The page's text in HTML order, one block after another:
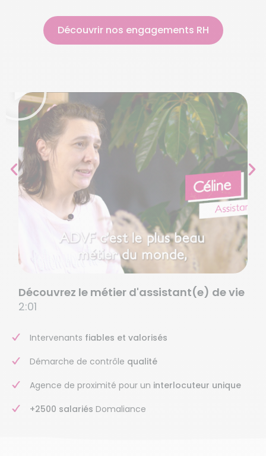
Découvrir nos engagements RH
Découvrez le métier d'assistant(e) de vie
2:01
Intervenants fiables et valorisés
Démarche de contrôle qualité
Agence de proximité pour un interlocuteur unique
+2500 salariés Domaliance